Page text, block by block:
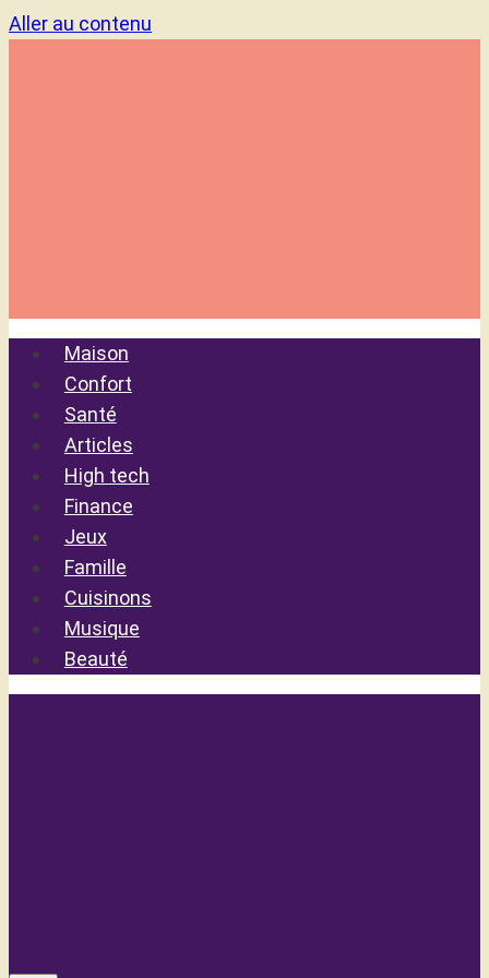
Aller au contenu
Maison
Confort
Santé
Articles
High tech
Finance
Jeux
Famille
Cuisinons
Musique
Beauté